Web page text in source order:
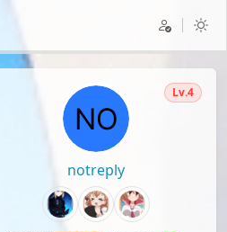
notreply
Lv.4